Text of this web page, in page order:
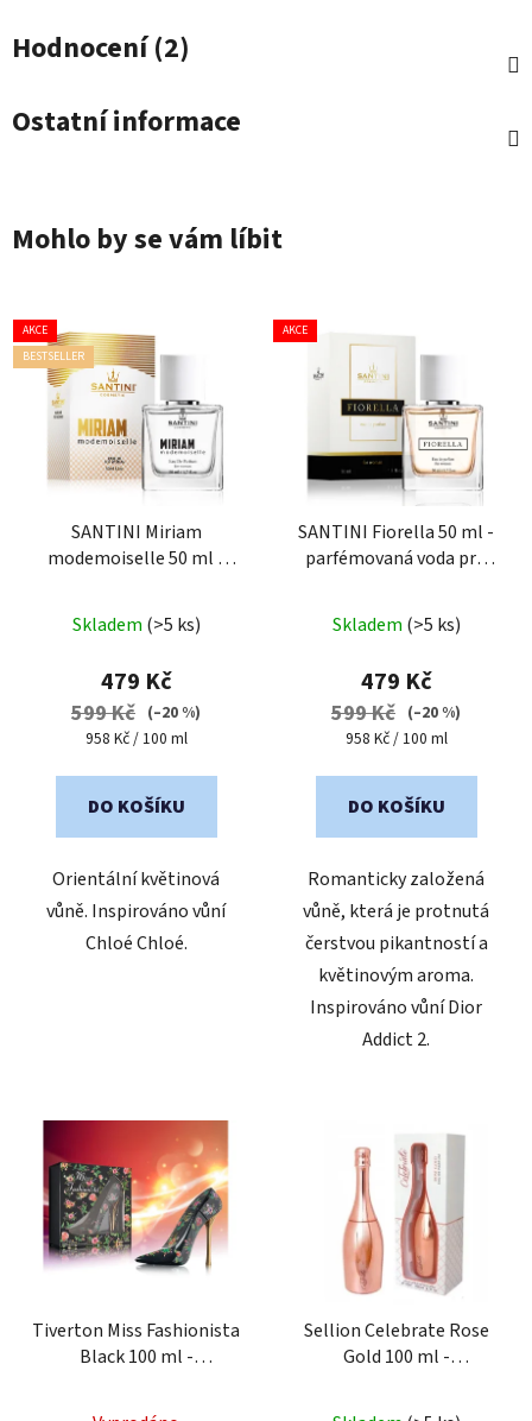
Hodnocení (2)
Ostatní informace
Mohlo by se vám líbit
AKCE
BESTSELLER
SANTINI Miriam
modemoiselle 50 ml -
ženy
hodnocení
produktu
je
5,0
5
Skladem (>5 ks)
479 Kč
599 Kč (–20 %)
Měrná
958 Kč / 100 ml
DO KOŠÍKU
Orientální květinová
vůně. Inspirováno vůní
Chloé Chloé.
AKCE
SANTINI Fiorella 50 ml -
parfémovaná voda pro
hodnocení
produktu
je
4,0
5
Skladem (>5 ks)
479 Kč
599 Kč (–20 %)
Měrná
958 Kč / 100 ml
DO KOŠÍKU
Romanticky založená
vůně, která je protnutá
čerstvou pikantností a
květinovým aroma.
Inspirováno vůní Dior
Addict 2.
Tiverton Miss Fashionista
Black 100 ml -
ženy
Sellion Celebrate Rose
Gold 100 ml -
ženy